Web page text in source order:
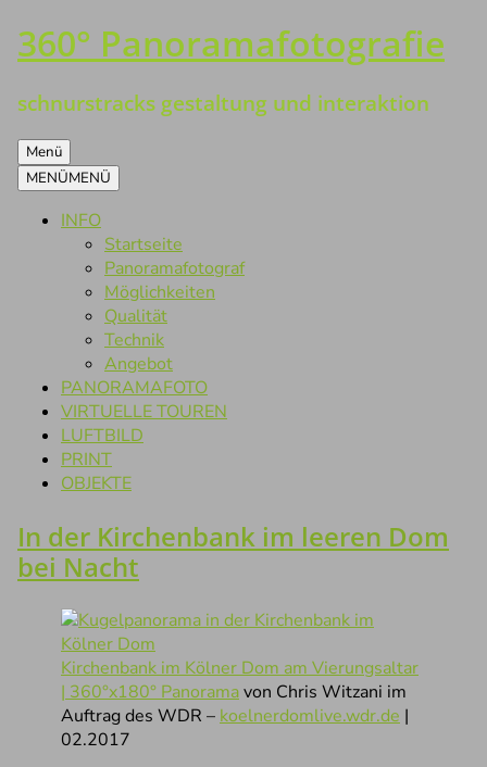
Zum
Inhalt
360° Panoramafotografie
schnurstracks gestaltung und interaktion
Menü
MENÜMENÜ
INFO
Startseite
Panoramafotograf
Möglichkeiten
Qualität
Technik
Angebot
PANORAMAFOTO
VIRTUELLE TOUREN
LUFTBILD
PRINT
OBJEKTE
In der Kirchenbank im leeren Dom
bei Nacht
Kirchenbank im Kölner Dom am Vierungsaltar
| 360°x180° Panoramavon Chris Witzani im
Auftrag des WDR – koelnerdomlive.wdr.de |
02.2017